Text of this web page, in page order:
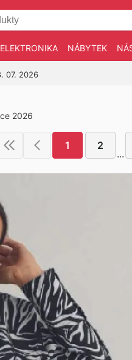
ELEKTRONIKA NÁBYTEK
07. 2026
2026
1 2
...